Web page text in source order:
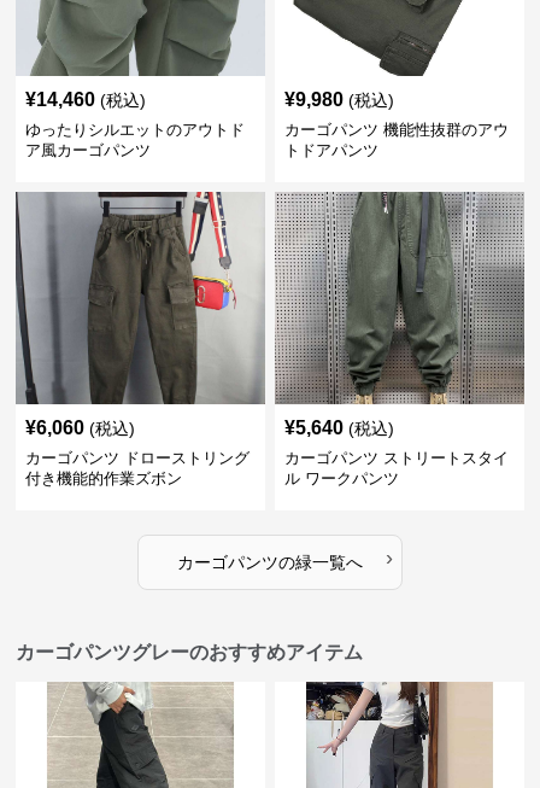
¥14,460 (税込)
ゆったりシルエットのアウトド
ア風カーゴパンツ
¥9,980 (税込)
カーゴパンツ 機能性抜群のアウ
トドアパンツ
¥6,060 (税込)
カーゴパンツ ドローストリング
付き機能的作業ズボン
¥5,640 (税込)
カーゴパンツ ストリートスタイ
ル ワークパンツ
カーゴパンツの緑一覧へ ›
カーゴパンツグレーのおすすめアイテム